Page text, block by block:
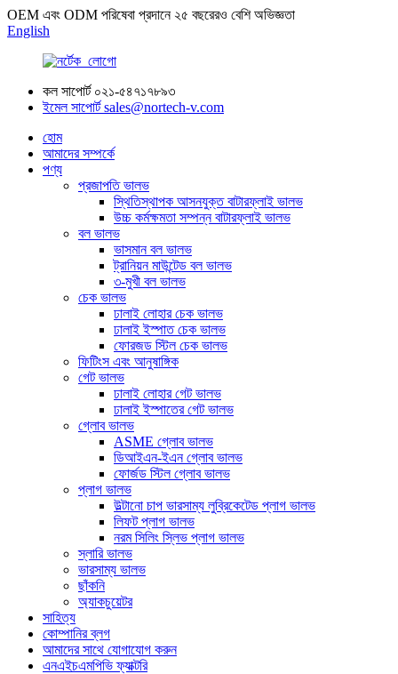
OEM এবং ODM পরিষেবা প্রদানে ২৫ বছরেরও বেশি অভিজ্ঞতা
English
কল সাপোর্ট ০২১-৫৪৭১৭৮৯৩
ইমেল সাপোর্ট sales@nortech-v.com
হোম
আমাদের সম্পর্কে
পণ্য
প্রজাপতি ভালভ
স্থিতিস্থাপক আসনযুক্ত বাটারফ্লাই ভালভ
উচ্চ কর্মক্ষমতা সম্পন্ন বাটারফ্লাই ভালভ
বল ভালভ
ভাসমান বল ভালভ
ট্রানিয়ন মাউন্টেড বল ভালভ
৩-মুখী বল ভালভ
চেক ভালভ
ঢালাই লোহার চেক ভালভ
ঢালাই ইস্পাত চেক ভালভ
ফোরজড স্টিল চেক ভালভ
ফিটিংস এবং আনুষাঙ্গিক
গেট ভালভ
ঢালাই লোহার গেট ভালভ
ঢালাই ইস্পাতের গেট ভালভ
গ্লোব ভালভ
ASME গ্লোব ভালভ
ডিআইএন-ইএন গ্লোব ভালভ
ফোর্জড স্টিল গ্লোব ভালভ
প্লাগ ভালভ
উল্টানো চাপ ভারসাম্য লুব্রিকেটেড প্লাগ ভালভ
লিফট প্লাগ ভালভ
নরম সিলিং স্লিভ প্লাগ ভালভ
স্লারি ভালভ
ভারসাম্য ভালভ
ছাঁকনি
অ্যাকচুয়েটর
সাহিত্য
কোম্পানির ব্লগ
আমাদের সাথে যোগাযোগ করুন
এনএইচএমপিভি ফ্যাক্টরি